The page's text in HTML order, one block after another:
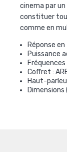
cinema par
constituer
comme en
Réponse
Puissance
Fréquences
Coffret :
Haut-
Dimensions